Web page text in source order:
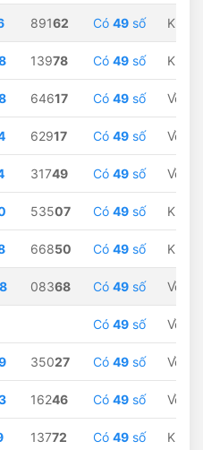
89162 Có 49 số
13978 Có 49 số
64617 Có 49 số Về
62917 Có 49 số Về
31749 Có 49 số Về
53507 Có 49 số
66850 Có 49 số
08368 Có 49 số Về
Có 49 số Về
35027 Có 49 số Về
16246 Có 49 số Về
13772 Có 49 số